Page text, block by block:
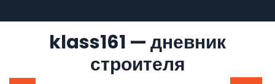
к
содержимомуklass161 — дневник
строителя